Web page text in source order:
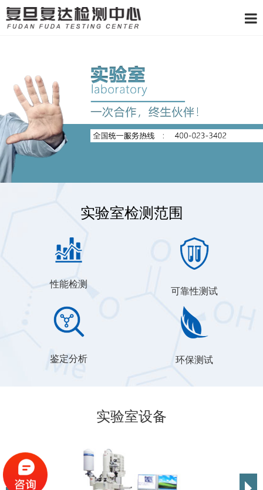
实验室检测范围
性能检测
可靠性测试
鉴定分析 环保测试
实验室设备